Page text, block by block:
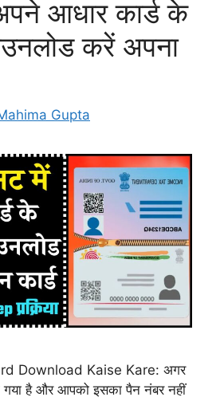
आधार कार्ड के
करें अपना
Gupta
Download Kaise Kare: अगर
गया है और आपको इसका पैन नंबर नहीं